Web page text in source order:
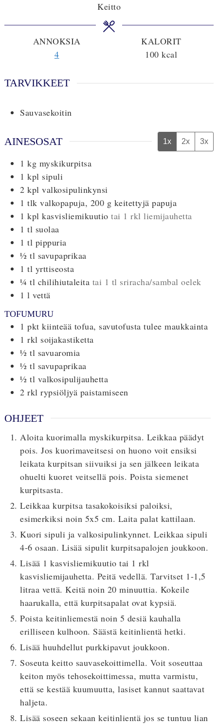
Keitto
ANNOKSIA
4
KALORIT
100 kcal
TARVIKKEET
Sauvasekoitin
AINESOSAT 1x 2x 3x
1 kg myskikurpitsa
1 kpl sipuli
2 kpl valkosipulinkynsi
1 tlk valkopapuja, 200 g keitettyjä papuja
1 kpl kasvisliemikuutio tai 1 rkl liemijauhetta
1 tl suolaa
1 tl pippuria
½ tl savupaprikaa
1 tl yrttiseosta
¼ tl chilihiutaleita tai 1 tl sriracha/sambal oelek
1 l vettä
TOFUMURU
1 pkt kiinteää tofua, savutofusta tulee maukkainta
1 rkl soijakastiketta
½ tl savuaromia
½ tl savupaprikaa
½ tl valkosipulijauhetta
2 rkl rypsiöljyä paistamiseen
OHJEET
Aloita kuorimalla myskikurpitsa. Leikkaa päädyt
pois. Jos kuorimaveitsesi on huono voit ensiksi
leikata kurpitsan siivuiksi ja sen jälkeen leikata
ohuelti kuoret veitsellä pois. Poista siemenet
kurpitsasta.
Leikkaa kurpitsa tasakokoisiksi paloiksi,
esimerkiksi noin 5x5 cm. Laita palat kattilaan.
Kuori sipuli ja valkosipulinkynnet. Leikkaa sipuli
4-6 osaan. Lisää sipulit kurpitsapalojen joukkoon.
Lisää 1 kasvisliemikuutio tai 1 rkl
kasvisliemijauhetta. Peitä vedellä. Tarvitset 1-1,5
litraa vettä. Keitä noin 20 minuuttia. Kokeile
haarukalla, että kurpitsapalat ovat kypsiä.
Poista keitinliemestä noin 5 desiä kauhalla
erilliseen kulhoon. Säästä keitinlientä hetki.
Lisää huuhdellut purkkipavut joukkoon.
Soseuta keitto sauvasekoittimella. Voit soseuttaa
keiton myös tehosekoittimessa, mutta varmistu,
että se kestää kuumuutta, lasiset kannut saattavat
haljeta.
Lisää soseen sekaan keitinlientä jos se tuntuu lian